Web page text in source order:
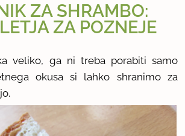
ZA SHRAMBO:
ZA POZNEJE
veliko, ga ni treba porabiti samo
okusa si lahko shranimo za